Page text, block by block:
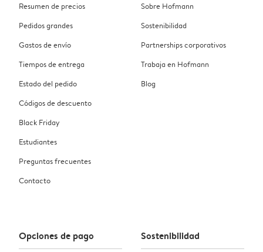
Resumen de precios
Pedidos grandes
Gastos de envío
Tiempos de entrega
Estado del pedido
Códigos de descuento
Black Friday
Estudiantes
Preguntas frecuentes
Contacto
Sobre Hofmann
Sostenibilidad
Partnerships corporativos
Trabaja en Hofmann
Blog
Opciones de pago Sostenibilidad